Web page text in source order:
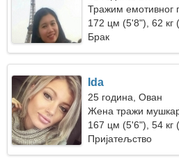
Тражим емотивног
скијање
172 цм (5'8"), 62 кг
Брак
Ida
25 година, Ован
Жена тражи
167 цм (5'6"), 54 кг
Пријатељство